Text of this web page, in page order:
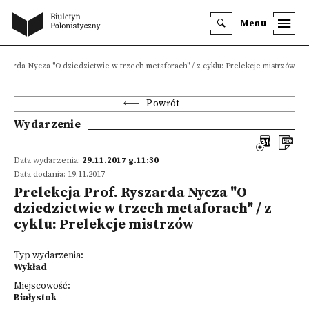
Menu
Nycza "O dziedzictwie w trzech metaforach" / z cyklu: Prelekcje mistrzów
Powrót
Wydarzenie
Data wydarzenia: 29.11.2017 g.11:30
Data dodania: 19.11.2017
Prelekcja Prof. Ryszarda Nycza "O
dziedzictwie w trzech metaforach" / z
cyklu: Prelekcje mistrzów
Typ wydarzenia:
Wykład
Miejscowość:
Białystok